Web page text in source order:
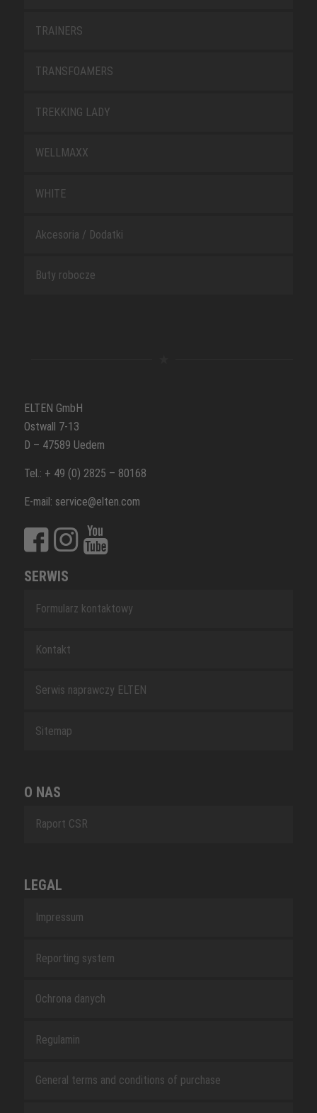
TRAINERS
TRANSFOAMERS
TREKKING LADY
WELLMAXX
WHITE
Akcesoria / Dodatki
Buty robocze
ELTEN GmbH
Ostwall 7-13
D – 47589 Uedem
Tel.: + 49 (0) 2825 – 80168
E-mail: service@elten.com
SERWIS
Formularz kontaktowy
Kontakt
Serwis naprawczy ELTEN
Sitemap
O NAS
Raport CSR
LEGAL
Impressum
Reporting system
Ochrona danych
Regulamin
General terms and conditions of purchase